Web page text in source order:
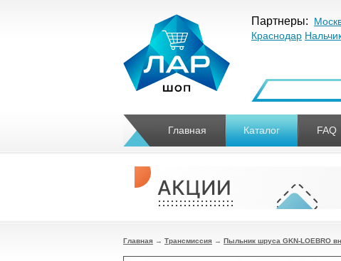
Партнеры:
Краснодар
Главная Каталог FAQ
Главная → Трансмиссия → Пыльник шруса GKN-LOEBRO